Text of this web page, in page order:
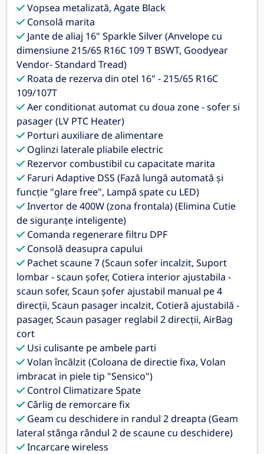
Vopsea metalizată, Agate Black
Consolă marita
Jante de aliaj 16" Sparkle Silver (Anvelope cu
dimensiune 215/65 R16C 109 T BSWT, Goodyear
Vendor- Standard Tread)
Roata de rezerva din otel 16" - 215/65 R16C
109/107T
Aer conditionat automat cu doua zone - sofer si
pasager (LV PTC Heater)
Porturi auxiliare de alimentare
Oglinzi laterale pliabile electric
Rezervor combustibil cu capacitate marita
Faruri Adaptive DSS (Fază lungă automată și
funcție "glare free", Lampă spate cu LED)
Invertor de 400W (zona frontala) (Elimina Cutie
de siguranțe inteligente)
Comanda regenerare filtru DPF
Consolă deasupra capului
Pachet scaune 7 (Scaun sofer incalzit, Suport
lombar - scaun șofer, Cotiera interior ajustabila -
scaun sofer, Scaun șofer ajustabil manual pe 4
direcții, Scaun pasager incalzit, Cotieră ajustabilă -
pasager, Scaun pasager reglabil 2 direcții, AirBag
cort
Usi culisante pe ambele parti
Volan încălzit (Coloana de directie fixa, Volan
imbracat in piele tip "Sensico")
Control Climatizare Spate
Cârlig de remorcare fix
Geam cu deschidere in randul 2 dreapta (Geam
lateral stânga rândul 2 de scaune cu deschidere)
Incarcare wireless